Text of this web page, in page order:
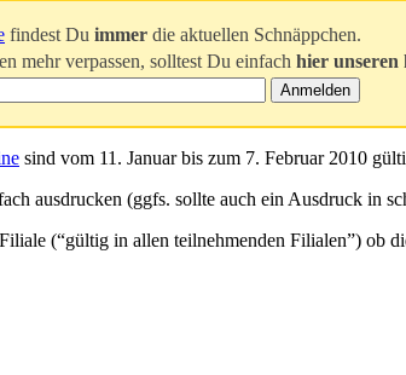
findest Du immer die aktuellen Schnäppchen.
mehr verpassen, solltest Du einfach hier unseren
sind vom 11. Januar bis zum 7. Februar 2010
ausdrucken (ggfs. sollte auch ein Ausdruck in
(“gültig in allen teilnehmenden Filialen”) ob